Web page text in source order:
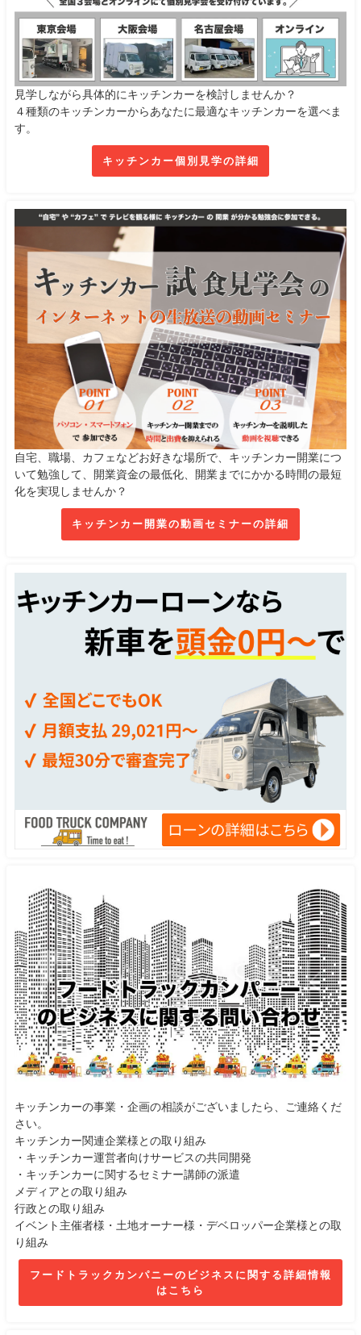
見学しながら具体的にキッチンカーを検討しませんか？
４種類のキッチンカーからあなたに最適なキッチンカーを選べま
す。
キッチンカー個別見学の詳細
自宅、職場、カフェなどお好きな場所で、キッチンカー開業につ
いて勉強して、開業資金の最低化、開業までにかかる時間の最短
化を実現しませんか？
キッチンカー開業の動画セミナーの詳細
キッチンカーの事業・企画の相談がございましたら、ご連絡くだ
さい。
キッチンカー関連企業様との取り組み
・キッチンカー運営者向けサービスの共同開発
・キッチンカーに関するセミナー講師の派遣
メディアとの取り組み
行政との取り組み
イベント主催者様・土地オーナー様・デベロッパー企業様との取
り組み
フードトラックカンパニーのビジネスに関する詳細情報
はこちら